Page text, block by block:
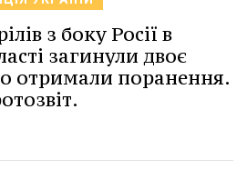
з боку Росії в
загинули двоє
отримали поранення.